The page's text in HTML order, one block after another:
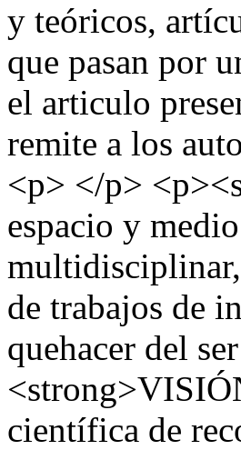
y teóricos,
que pasan por
el articulo
remite a los
<p> </p>
espacio y
de trabajos de
quehacer del
científica de